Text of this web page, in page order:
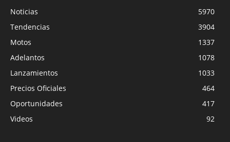
Noticias
5970
Tendencias
3904
Motos
1337
Adelantos
1078
Lanzamientos
1033
Precios Oficiales
464
Oportunidades
417
Videos
92